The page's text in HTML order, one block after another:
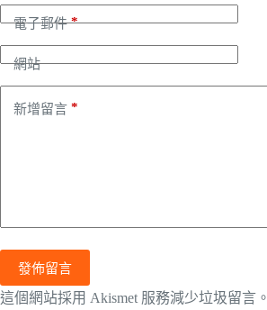
電子郵件*
網站
新增留言 *
發佈留言
這個網站採用 Akismet 服務減少垃圾留言。